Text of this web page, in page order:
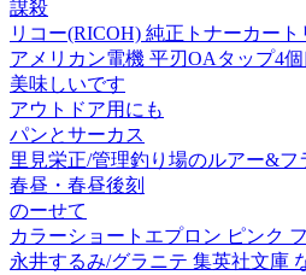
謀殺
リコー(RICOH) 純正トナーカート
アメリカン電機 平刃OAタップ4
美味しいです
アウトドア用にも
パンとサーカス
里見栄正/管理釣り場のルアー&
春昼・春昼後刻
のーせて
カラーショートエプロン ピンク
永井するみ/グラニテ 集英社文庫